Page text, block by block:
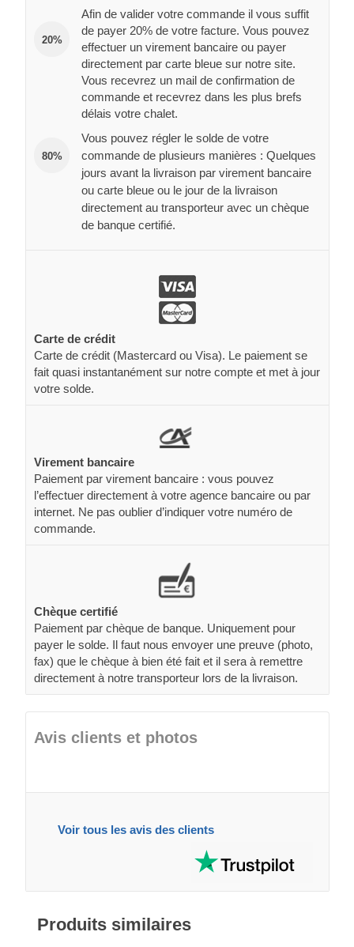
20%
Afin de valider votre commande il vous suffit
de payer 20% de votre facture. Vous pouvez
effectuer un virement bancaire ou payer
directement par carte bleue sur notre site.
Vous recevrez un mail de confirmation de
commande et recevrez dans les plus brefs
délais votre chalet.
80%
Vous pouvez régler le solde de votre
commande de plusieurs manières : Quelques
jours avant la livraison par virement bancaire
ou carte bleue ou le jour de la livraison
directement au transporteur avec un chèque
de banque certifié.
Carte de crédit
Carte de crédit (Mastercard ou Visa). Le paiement se
fait quasi instantanément sur notre compte et met à jour
votre solde.
Virement bancaire
Paiement par virement bancaire : vous pouvez
l’effectuer directement à votre agence bancaire ou par
internet. Ne pas oublier d’indiquer votre numéro de
commande.
Chèque certifié
Paiement par chèque de banque. Uniquement pour
payer le solde. Il faut nous envoyer une preuve (photo,
fax) que le chèque à bien été fait et il sera à remettre
directement à notre transporteur lors de la livraison.
Avis clients et photos
Voir tous les avis des clients
Produits similaires